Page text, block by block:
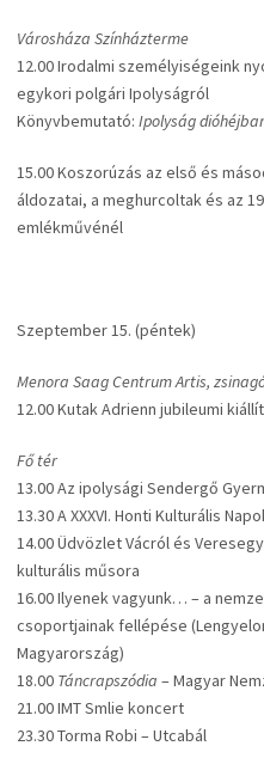
Városháza Színházterme
12.00 Irodalmi személyiségeink
egykori polgári Ipolyságról
Könyvbemutató: Ipolyság
15.00 Koszorúzás az első és
áldozatai, a meghurcoltak és az
emlékművénél
Szeptember 15. (péntek)
Menora Saag Centrum Artis,
12.00 Kutak Adrienn jubileumi
Fő tér
13.00 Az ipolysági Sendergő
13.30 A XXXVI. Honti Kulturális
14.00 Üdvözlet Vácról és
kulturális műsora
16.00 Ilyenek vagyunk… – a
csoportjainak fellépése
Magyarország)
18.00 Táncrapszódia – Magyar
21.00 IMT Smlie koncert
23.30 Torma Robi – Utcabál